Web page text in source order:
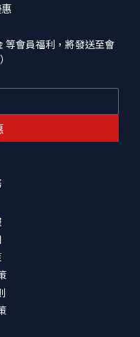
等會員福利，將發送至會